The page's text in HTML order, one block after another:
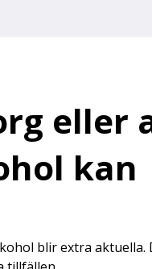
eller
kan
blir extra